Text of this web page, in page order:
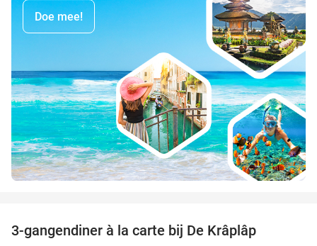
Doe mee!
3-gangendiner à la carte bij De Krâplâp